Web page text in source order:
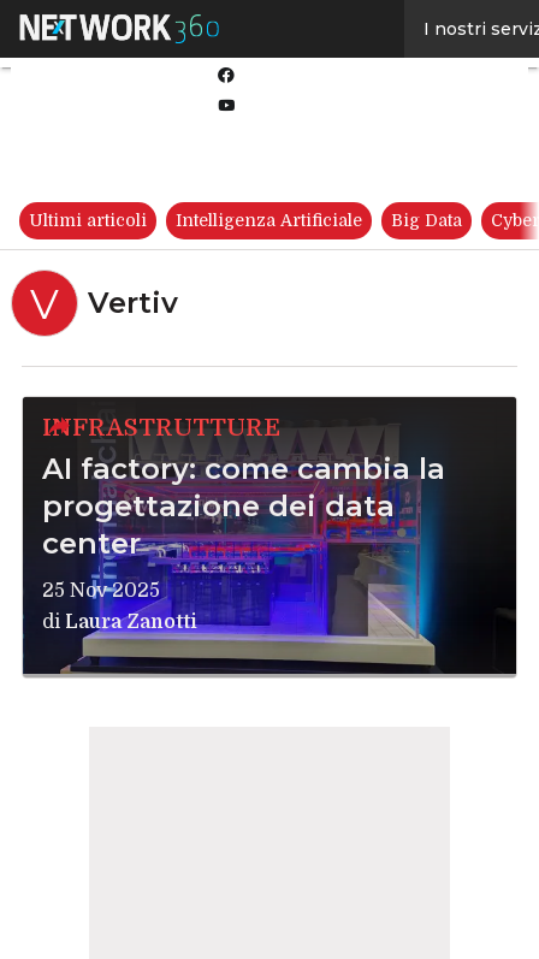
I nostri
Ultimi articoli Intelligenza Artificiale Big Data
V Vertiv
INFRASTRUTTURE
AI factory: come cambia la
progettazione dei data
center
25 Nov 2025
di Laura Zanotti